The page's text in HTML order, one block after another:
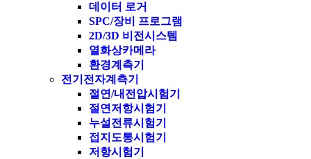
데이터 로거
SPC/장비 프로그램
2D/3D 비전시스템
열화상카메라
환경계측기
전기전자계측기
절연/내전압시험기
절연저항시험기
누설전류시험기
접지도통시험기
저항시험기